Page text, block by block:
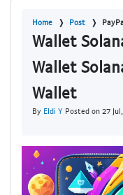
Home Post
Wallet
Wallet
Wallet
By Eldi Y Posted on 27